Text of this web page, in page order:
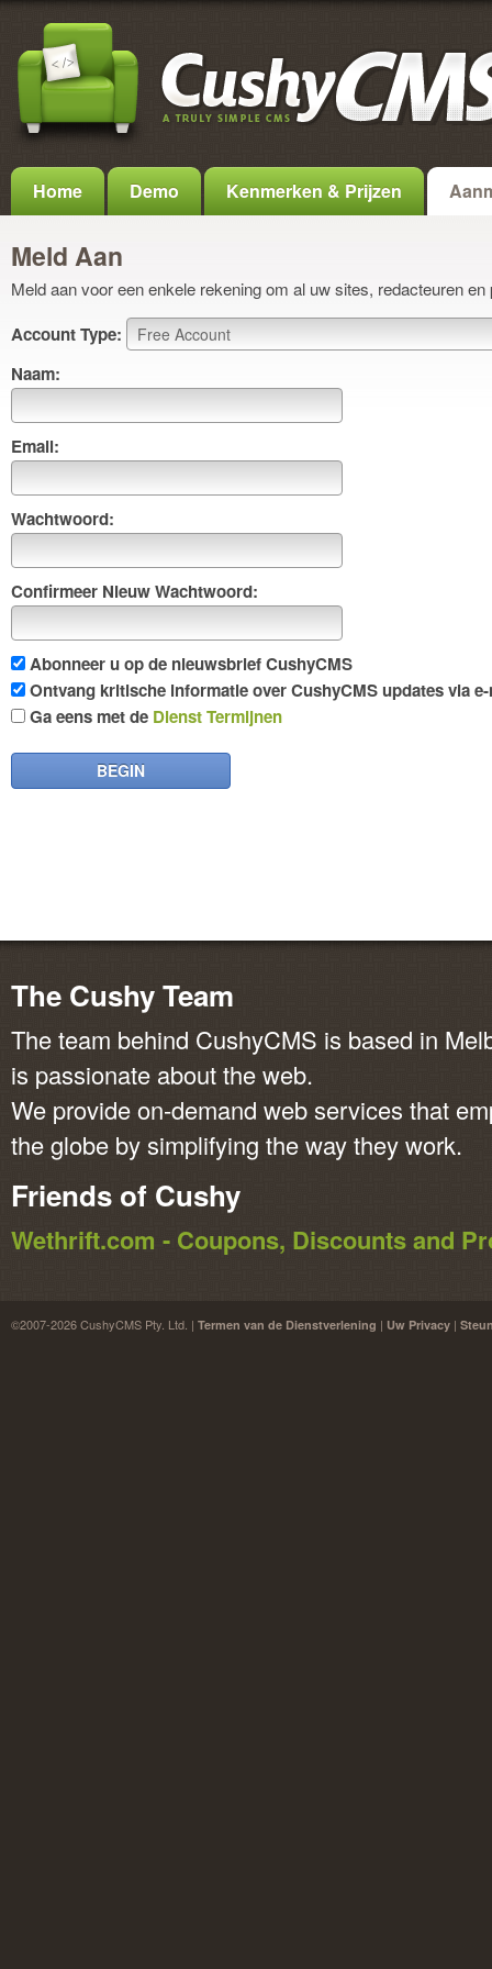
Home Demo Kenmerken & Prijzen
Meld Aan
Meld aan voor een enkele rekening om al uw sites, redacteuren en
Account Type:
Naam:
Email:
Wachtwoord:
Confirmeer Nieuw Wachtwoord:
Abonneer u op de nieuwsbrief CushyCMS
Ontvang kritische informatie over CushyCMS updates via
Ga eens met de Dienst Termijnen
BEGIN
The Cushy Team
The team behind CushyCMS is based in
is passionate about the web.
We provide on-demand web services that
the globe by simplifying the way they work.
Friends of Cushy
Wethrift.com - Coupons, Discounts and
©2007-2026 CushyCMS Pty. Ltd. | Termen van de Dienstverlening | Uw Privacy |